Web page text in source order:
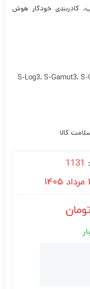
بیش از ۱۵ استاپ، کادربندی خودکار هوش
کالا
1131